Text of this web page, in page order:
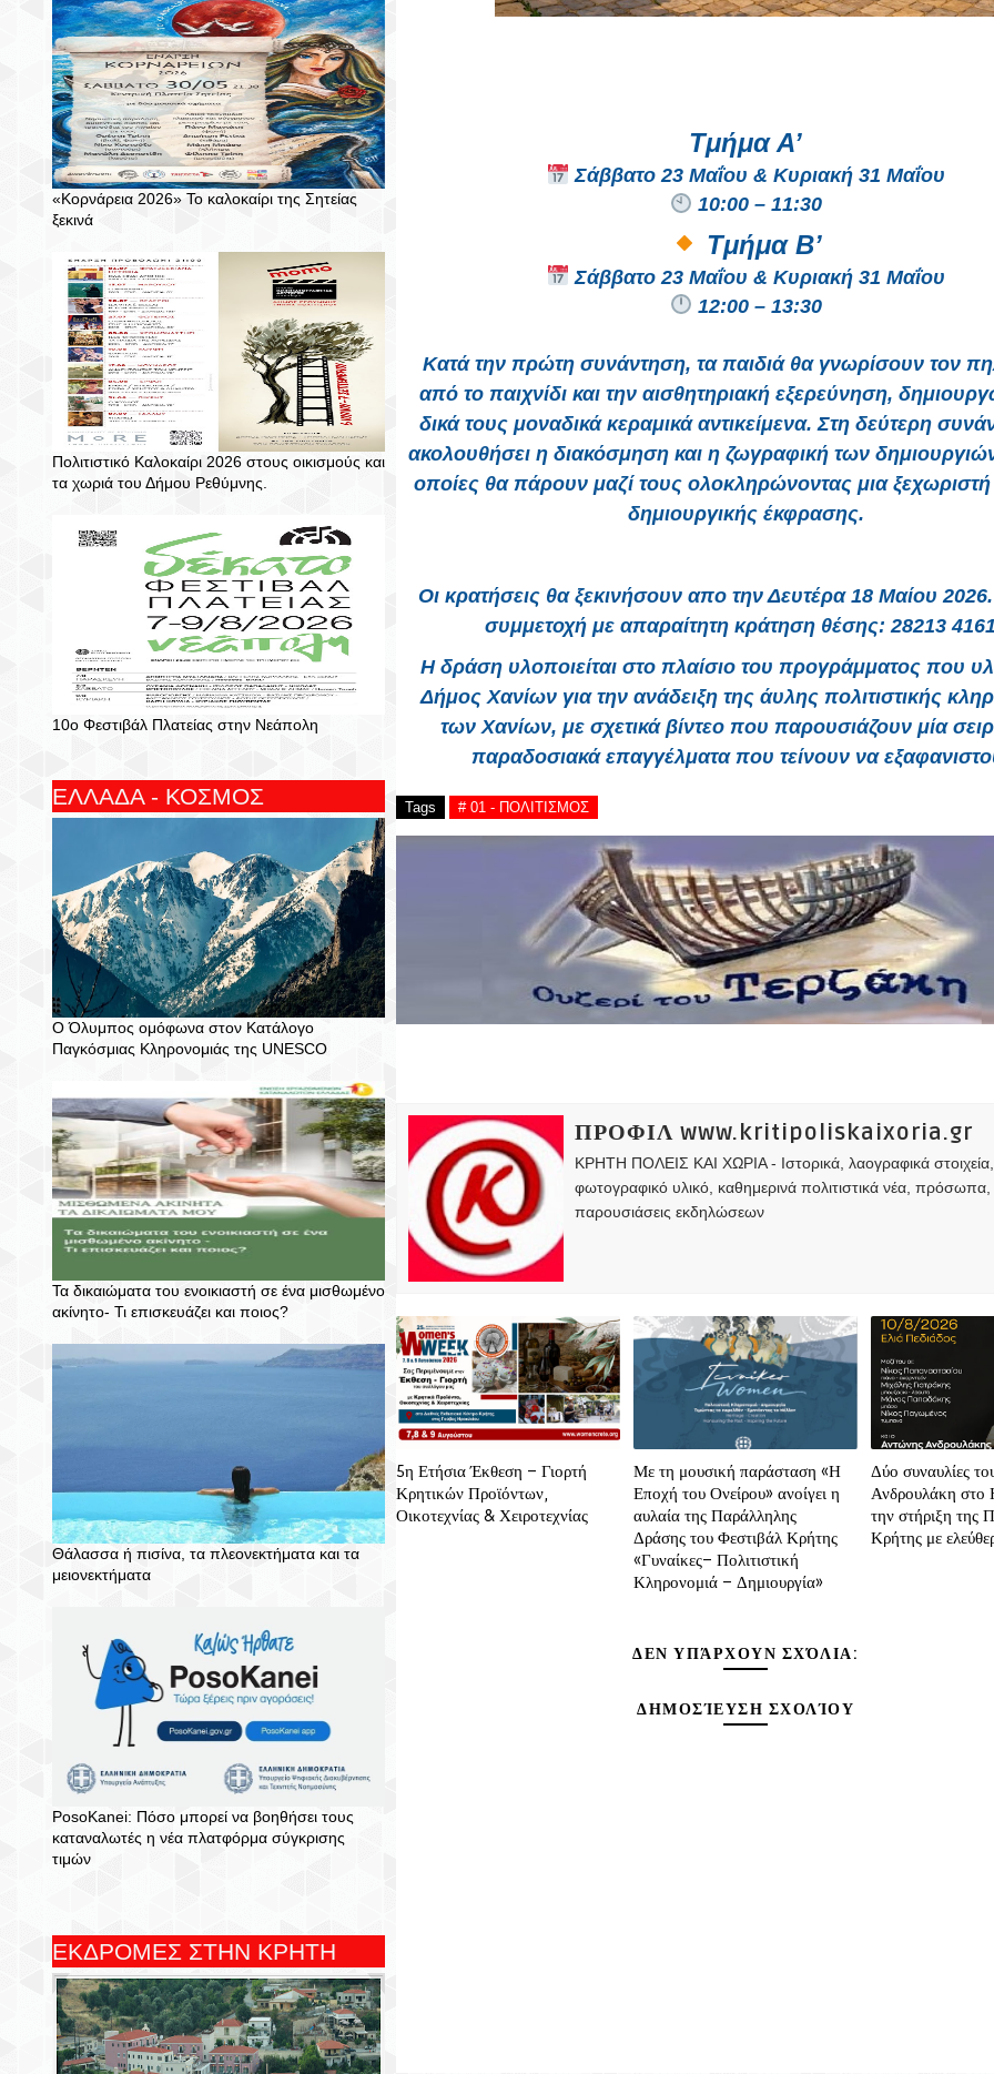
«Κορνάρεια 2026» Το καλοκαίρι της Σητείας
ξεκινά
Πολιτιστικό Καλοκαίρι 2026 στους οικισμούς και
τα χωριά του Δήμου Ρεθύμνης.
10ο Φεστιβάλ Πλατείας στην Νεάπολη
ΕΛΛΑΔΑ - ΚΟΣΜΟΣ
Ο Όλυμπος ομόφωνα στον Κατάλογο
Παγκόσμιας Κληρονομιάς της UNESCO
Τα δικαιώματα του ενοικιαστή σε ένα μισθωμένο
ακίνητο- Τι επισκευάζει και ποιος?
Θάλασσα ή πισίνα, τα πλεονεκτήματα και τα
μειονεκτήματα
PosoKanei: Πόσο μπορεί να βοηθήσει τους
καταναλωτές η νέα πλατφόρμα σύγκρισης
τιμών
ΕΚΔΡΟΜΕΣ ΣΤΗΝ ΚΡΗΤΗ
Τμήμα Α’
Σάββατο 23 Μαΐου & Κυριακή 31 Μαΐου
10:00 – 11:30
Τμήμα Β’
Σάββατο 23 Μαΐου & Κυριακή 31 Μαΐου
12:00 – 13:30
Κατά την πρώτη συνάντηση, τα παιδιά θα γνωρίσουν τον
από το παιχνίδι και την αισθητηριακή εξερεύνηση,
δικά τους μοναδικά κεραμικά αντικείμενα. Στη δεύτερη
ακολουθήσει η διακόσμηση και η ζωγραφική των
οποίες θα πάρουν μαζί τους ολοκληρώνοντας μια ξεχωριστή
δημιουργικής έκφρασης.
Οι κρατήσεις θα ξεκινήσουν απο την Δευτέρα 18 Μαίου
συμμετοχή με απαραίτητη κράτηση θέσης: 28213
Η δράση υλοποιείται στο πλαίσιο του προγράμματος που
Δήμος Χανίων για την ανάδειξη της άυλης πολιτιστικής
των Χανίων, με σχετικά βίντεο που παρουσιάζουν μία
παραδοσιακά επαγγέλματα που τείνουν να
Tags # 01 - ΠΟΛΙΤΙΣΜΟΣ
ΠΡΟΦΙΛ www.kritipoliskaixoria.gr
ΚΡΗΤΗ ΠΟΛΕΙΣ ΚΑΙ ΧΩΡΙΑ - Ιστορικά, λαογραφικά
φωτογραφικό υλικό, καθημερινά πολιτιστικά νέα, πρόσωπα,
παρουσιάσεις εκδηλώσεων
5η Ετήσια Έκθεση – Γιορτή
Κρητικών Προϊόντων,
Οικοτεχνίας & Χειροτεχνίας
Με τη μουσική παράσταση «Η
Εποχή του Ονείρου» ανοίγει η
αυλαία της Παράλληλης
Δράσης του Φεστιβάλ Κρήτης
«Γυναίκες– Πολιτιστική
Κληρονομιά – Δημιουργία»
Δύο συναυλίες
Ανδρουλάκη στο
την στήριξη της
Κρήτης με
ΔΕΝ ΥΠΆΡΧΟΥΝ ΣΧΌΛΙΑ:
ΔΗΜΟΣΊΕΥΣΗ ΣΧΟΛΊΟΥ